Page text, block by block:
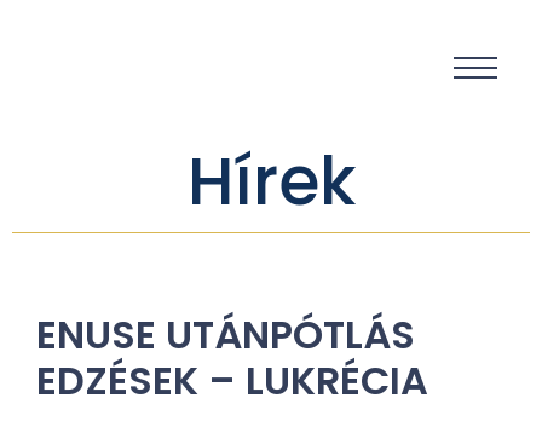
Hírek
ENUSE UTÁNPÓTLÁS
EDZÉSEK – LUKRÉCIA